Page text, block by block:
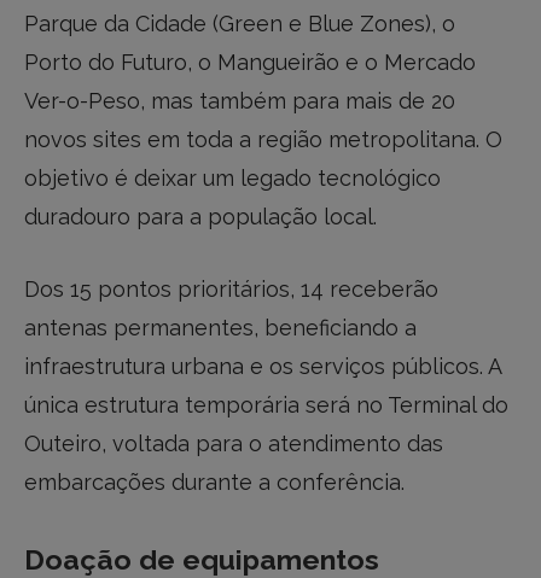
Parque da Cidade (Green e Blue Zones), o
Porto do Futuro, o Mangueirão e o Mercado
Ver-o-Peso, mas também para mais de 20
novos sites em toda a região metropolitana. O
objetivo é deixar um legado tecnológico
duradouro para a população local.
Dos 15 pontos prioritários, 14 receberão
antenas permanentes, beneficiando a
infraestrutura urbana e os serviços públicos. A
única estrutura temporária será no Terminal do
Outeiro, voltada para o atendimento das
embarcações durante a conferência.
Doação de equipamentos